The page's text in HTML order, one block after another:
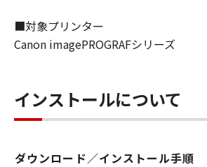
(3) キヤノン、キヤノンの関連会
売代理店及び販売店は、「本ソフ
使用に起因または関連してお客様
(4) 以上が、「本ソフトウエア」
ン、キヤノンの関連会社、それ
一の救済です。
■対象プリンター
Canon imagePROGRAFシリーズ
インストールについて
ダウンロード／インストール手順